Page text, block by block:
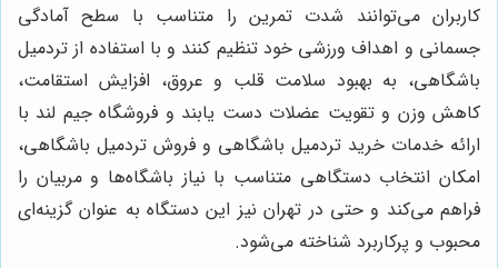
کاربران می‌توانند شدت تمرین را متناسب با سطح آمادگی
جسمانی و اهداف ورزشی خود تنظیم کنند و با استفاده از تردمیل
باشگاهی، به بهبود سلامت قلب و عروق، افزایش استقامت،
کاهش وزن و تقویت عضلات دست یابند و فروشگاه جیم لند با
ارائه خدمات خرید تردمیل باشگاهی و فروش تردمیل باشگاهی،
امکان انتخاب دستگاهی متناسب با نیاز باشگاه‌ها و مربیان را
فراهم می‌کند و حتی در تهران نیز این دستگاه به عنوان گزینه‌ای
محبوب و پرکاربرد شناخته می‌شود.